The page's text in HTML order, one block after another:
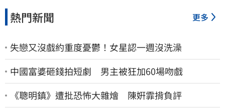
熱門新聞 更多
失戀又沒戲約重度憂鬱！女星認一週沒洗澡
中國富婆砸錢拍短劇 男主被狂加60場吻戲
《聰明鎮》遭批恐怖大雜燴 陳姸霏揹負評